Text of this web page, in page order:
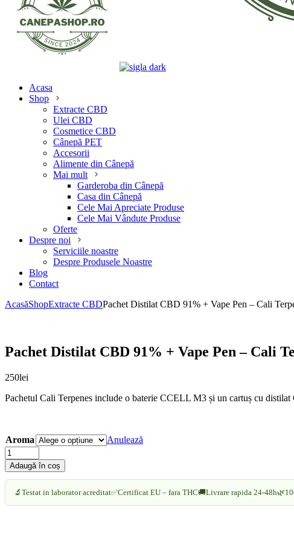
Acasa
Shop
Extracte CBD
Ulei CBD
Cosmetice CBD
Cânepă PET
Accesorii
Alimente din Cânepă
Mai mult
Garderoba din Cânepă
Casa din Cânepă
Cele Mai Apreciate Produse
Cele Mai Vândute Produse
Oferte
Despre noi
Serviciile noastre
Despre Produsele Noastre
Blog
Contact
AcasăShopExtracte CBDPachet Distilat CBD 91% + Vape Pen – Cali
Pachet Distilat CBD 91% + Vape Pen – Cali
250lei
Pachetul Cali Terpenes include o baterie CCELL M3 și un cartuș cu
Aroma
Anulează
Pachet
Distilat
CBD
91%
Vape
Adaugă în coș
🔬 Testat in laborator acreditat✅Certificat EU – fara THC🚚Livrare rapida 24-48h🌿